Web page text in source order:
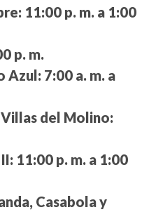
11:00 p. m. a 1:00
p. m.
Azul: 7:00 a. m. a
del Molino:
11:00 p. m. a 1:00
Casabola y